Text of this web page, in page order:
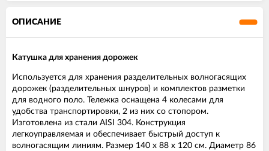
ОПИСАНИЕ
Катушка для хранения дорожек
Используется для хранения разделительных волногасящих
дорожек (разделительных шнуров) и комплектов разметки
для водного поло. Тележка оснащена 4 колесами для
удобства транспортировки, 2 из них со стопором.
Изготовлена из стали AISI 304. Конструкция
легкоуправляемая и обеспечивает быстрый доступ к
волногасящим линиям. Размер 140 х 88 х 120 см. Диаметр 86